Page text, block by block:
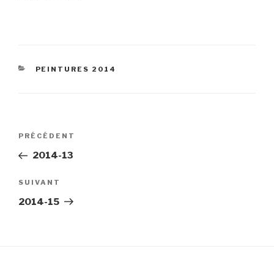
CATÉGORIES
PEINTURES 2014
Navigation
l’article
Article
précédent
PRÉCÉDENT
2014-13
Article
suivant
SUIVANT
2014-15